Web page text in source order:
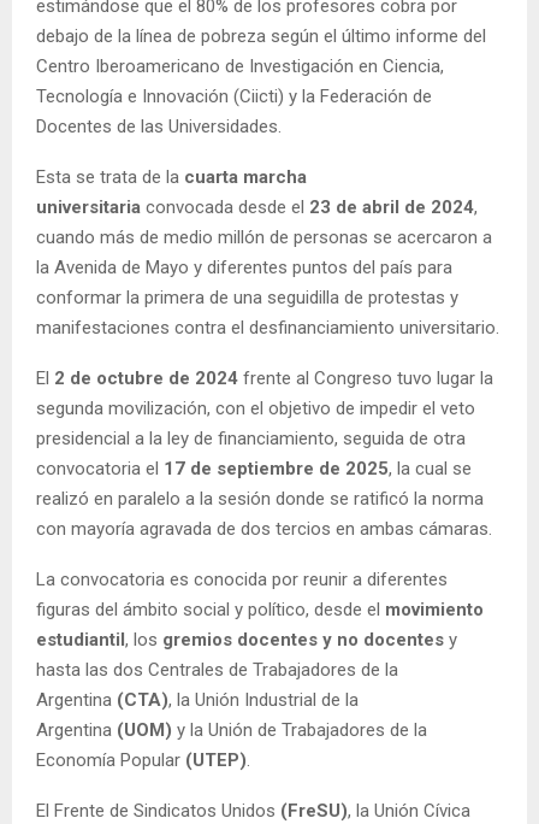
estimándose que el 80% de los profesores cobra por
debajo de la línea de pobreza según el último informe del
Centro Iberoamericano de Investigación en Ciencia,
Tecnología e Innovación (Ciicti) y la Federación de
Docentes de las Universidades.
Esta se trata de la cuarta marcha
universitaria convocada desde el 23 de abril de 2024,
cuando más de medio millón de personas se acercaron a
la Avenida de Mayo y diferentes puntos del país para
conformar la primera de una seguidilla de protestas y
manifestaciones contra el desfinanciamiento universitario.
El 2 de octubre de 2024 frente al Congreso tuvo lugar la
segunda movilización, con el objetivo de impedir el veto
presidencial a la ley de financiamiento, seguida de otra
convocatoria el 17 de septiembre de 2025, la cual se
realizó en paralelo a la sesión donde se ratificó la norma
con mayoría agravada de dos tercios en ambas cámaras.
La convocatoria es conocida por reunir a diferentes
figuras del ámbito social y político, desde el movimiento
estudiantil, los gremios docentes y no docentes y
hasta las dos Centrales de Trabajadores de la
Argentina (CTA), la Unión Industrial de la
Argentina (UOM) y la Unión de Trabajadores de la
Economía Popular (UTEP).
El Frente de Sindicatos Unidos (FreSU), la Unión Cívica